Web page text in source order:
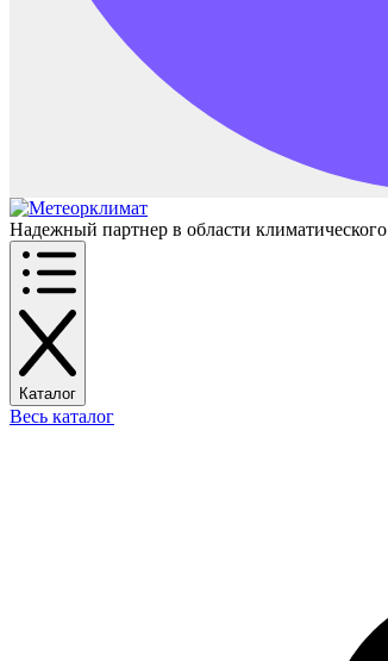
Надежный партнер в области
Каталог
Весь каталог